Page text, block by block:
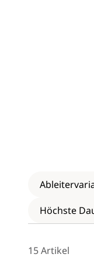
Höchste
15 Artikel